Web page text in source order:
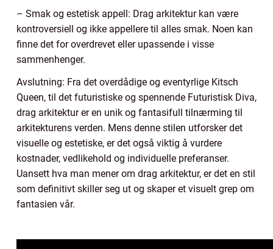
– Smak og estetisk appell: Drag arkitektur kan være
kontroversiell og ikke appellere til alles smak. Noen kan
finne det for overdrevet eller upassende i visse
sammenhenger.
Avslutning: Fra det overdådige og eventyrlige Kitsch
Queen, til det futuristiske og spennende Futuristisk Diva,
drag arkitektur er en unik og fantasifull tilnærming til
arkitekturens verden. Mens denne stilen utforsker det
visuelle og estetiske, er det også viktig å vurdere
kostnader, vedlikehold og individuelle preferanser.
Uansett hva man mener om drag arkitektur, er det en stil
som definitivt skiller seg ut og skaper et visuelt grep om
fantasien vår.